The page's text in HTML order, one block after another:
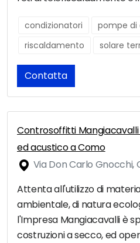
condizionatori
pompe di
riscaldamento
solare
Contatta
Controsoffitti
ed acustico a Como
Via Don Carlo Gnocchi,
Attenta all'utilizzo di
ambientale, di natura
l'Impresa Mangiacavalli è
costruzioni a secco, ed